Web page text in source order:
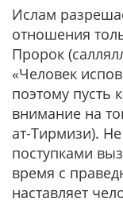
Ислам
отношения
Пророк
«Человек
поэтому пусть
внимание на
ат-Тирмизи).
поступками
время с
наставляет